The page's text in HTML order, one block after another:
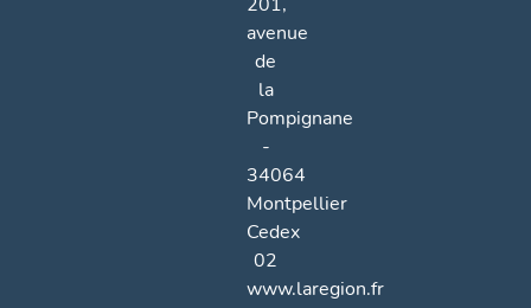
avenue
de
la
Pompignane
-
34064
Montpellier
Cedex
02
www.laregion.fr